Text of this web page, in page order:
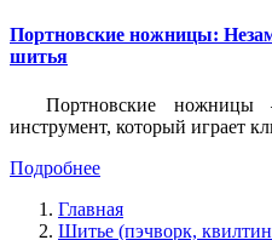
Портновские ножницы:
шитья
Портновские ножницы
инструмент, который играет
Подробнее
Главная
Шитье (пэчворк,